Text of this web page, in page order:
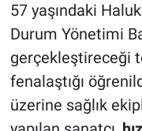
57 yaşındaki Haluk
Durum Yönetimi
gerçekleştireceği
fenalaştığı
üzerine sağlık